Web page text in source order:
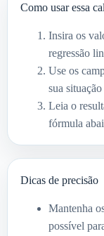
Como usar essa
Insira os
regressão
Use os
sua
Leia o
fórmula
Dicas de precisão
Mantenha
possível